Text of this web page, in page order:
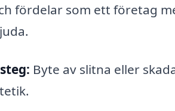
fördelar som ett företag
Byte av slitna eller